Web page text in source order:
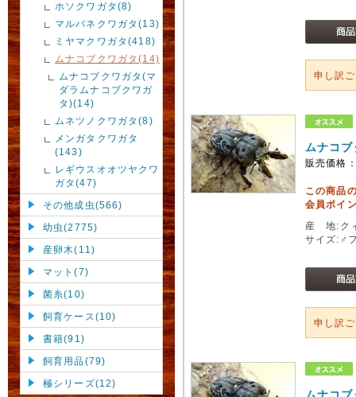
ホソクワガタ(8)
マルバネクワガタ(13)
ミヤマクワガタ(418)
ムナコブクワガタ(14)
ムナコブクワガタ(マ
ダラムナコブクワガ
タ)(14)
ムネツノクワガタ(8)
メンガタクワガタ
(143)
レギウスオオツヤクワ
ガタ(47)
その他成虫(566)
幼虫(2775)
産卵木(11)
マット(7)
菌糸(10)
飼育ケース(10)
書籍(91)
飼育用品(79)
極シリーズ(12)
申し訳
ムナコ
販売価格
この商品
会員ポイ
産 地:ク
サイズ:♂
申し訳